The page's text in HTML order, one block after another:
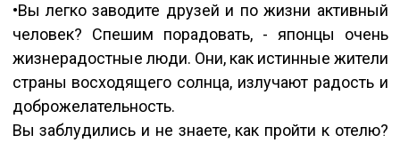
•Вы легко заводите друзей и по жизни активный
человек? Спешим порадовать, - японцы очень
жизнерадостные люди. Они, как истинные жители
страны восходящего солнца, излучают радость и
доброжелательность.
Вы заблудились и не знаете, как пройти к отелю?